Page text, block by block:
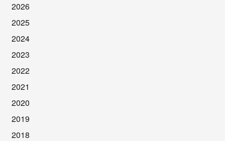
2026
2025
2024
2023
2022
2021
2020
2019
2018